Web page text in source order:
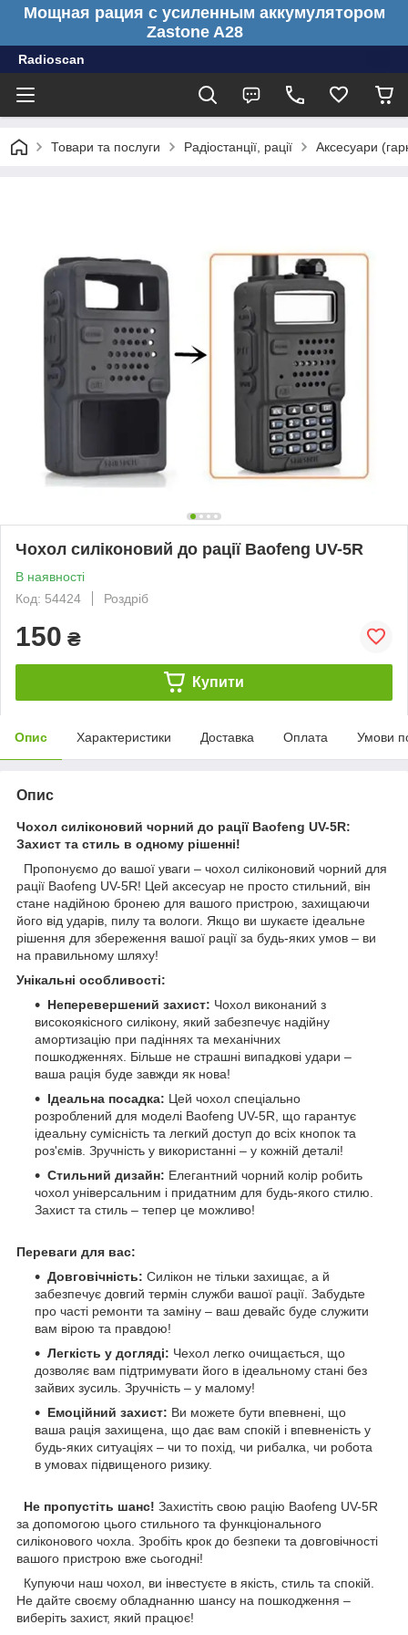
Мощная рация с усиленным аккумулятором
Zastone A28
Radioscan
Товари та послуги Радіостанції, рації Аксесуари
Чохол силіконовий до рації Baofeng UV-5R
В наявності
Код: 54424
Роздріб
150 ₴
Купити
Опис Характеристики Доставка Оплата Умови
Опис
Чохол силіконовий чорний до рації Baofeng UV-5R:
Захист та стиль в одному рішенні!
Пропонуємо до вашої уваги – чохол силіконовий чорний для
рації Baofeng UV-5R! Цей аксесуар не просто стильний, він
стане надійною бронею для вашого пристрою, захищаючи
його від ударів, пилу та вологи. Якщо ви шукаєте ідеальне
рішення для збереження вашої рації за будь-яких умов – ви
на правильному шляху!
Унікальні особливості:
Неперевершений захист: Чохол виконаний з
високоякісного силікону, який забезпечує надійну
амортизацію при падіннях та механічних
пошкодженнях. Більше не страшні випадкові удари –
ваша рація буде завжди як нова!
Ідеальна посадка: Цей чохол спеціально
розроблений для моделі Baofeng UV-5R, що гарантує
ідеальну сумісність та легкий доступ до всіх кнопок та
роз'ємів. Зручність у використанні – у кожній деталі!
Стильний дизайн: Елегантний чорний колір робить
чохол універсальним і придатним для будь-якого стилю.
Захист та стиль – тепер це можливо!
Переваги для вас:
Довговічність: Силікон не тільки захищає, а й
забезпечує довгий термін служби вашої рації. Забудьте
про часті ремонти та заміну – ваш девайс буде служити
вам вірою та правдою!
Легкість у догляді: Чехол легко очищається, що
дозволяє вам підтримувати його в ідеальному стані без
зайвих зусиль. Зручність – у малому!
Емоційний захист: Ви можете бути впевнені, що
ваша рація захищена, що дає вам спокій і впевненість у
будь-яких ситуаціях – чи то похід, чи рибалка, чи робота
в умовах підвищеного ризику.
Не пропустіть шанс! Захистіть свою рацію Baofeng UV-5R
за допомогою цього стильного та функціонального
силіконового чохла. Зробіть крок до безпеки та довговічності
вашого пристрою вже сьогодні!
Купуючи наш чохол, ви інвестуєте в якість, стиль та спокій.
Не дайте своєму обладнанню шансу на пошкодження –
виберіть захист, який працює!